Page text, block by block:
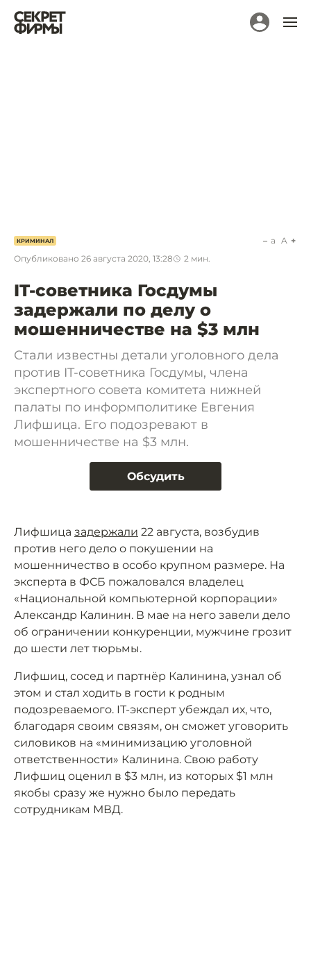
КРИМИНАЛ
Опубликовано 26 августа 2020, 13:28 2 мин.
a A
IT-советника Госдумы
задержали по делу о
мошенничестве на $3 млн
Стали известны детали уголовного дела
против IT-советника Госдумы, члена
экспертного совета комитета нижней
палаты по информполитике Евгения
Лифшица. Его подозревают в
мошенничестве на $3 млн.
Обсудить
Лифшица задержали 22 августа, возбудив
против него дело о покушении на
мошенничество в особо крупном размере. На
эксперта в ФСБ пожаловался владелец
«Национальной компьютерной корпорации»
Александр Калинин. В мае на него завели дело
об ограничении конкуренции, мужчине грозит
до шести лет тюрьмы.
Лифшиц, сосед и партнёр Калинина, узнал об
этом и стал ходить в гости к родным
подозреваемого. IT-эксперт убеждал их, что,
благодаря своим связям, он сможет уговорить
силовиков на «минимизацию уголовной
ответственности» Калинина. Свою работу
Лифшиц оценил в $3 млн, из которых $1 млн
якобы сразу же нужно было передать
сотрудникам МВД.